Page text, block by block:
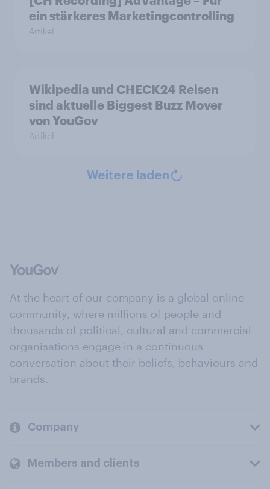
ein stärkeres Marketingcontrolling
Artikel
Wikipedia und CHECK24 Reisen
sind aktuelle Biggest Buzz Mover
von YouGov
Artikel
Weitere laden
At the heart of our company is a global online
community, where millions of people and
thousands of political, cultural and commercial
organisations engage in a continuous
conversation about their beliefs, behaviours and
brands.
Company
Members and clients